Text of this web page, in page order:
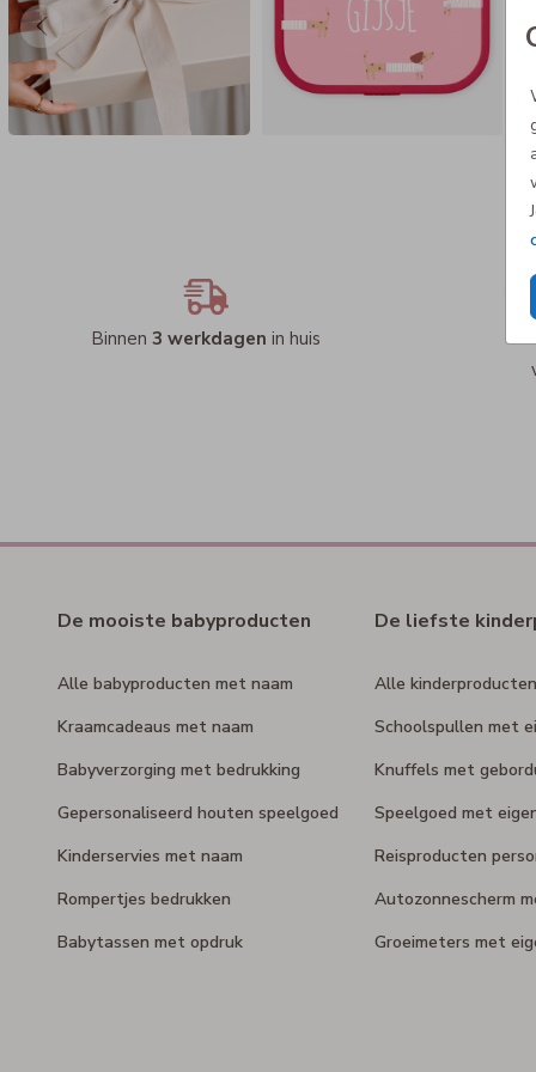
Binnen 3 werkdagen in huis
De mooiste babyproducten
Alle babyproducten met naam
Kraamcadeaus met naam
Babyverzorging met bedrukking
Gepersonaliseerd houten speelgoed
Kinderservies met naam
Rompertjes bedrukken
Babytassen met opdruk
De liefste
Alle
Schoolspullen met
Knuffels met
Speelgoed met
Reisproducten
Autozonnescherm
Groeimeters met